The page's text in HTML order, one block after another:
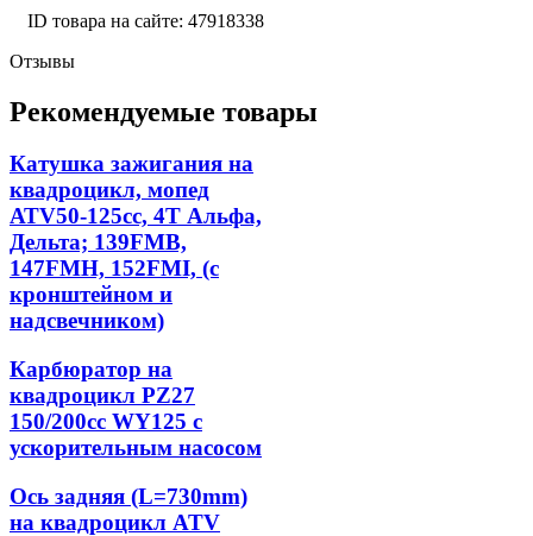
ID товара на сайте: 47918338
Отзывы
Рекомендуемые товары
Катушка зажигания на
квадроцикл, мопед
АТV50-125сс, 4Т Альфа,
Дельта; 139FMB,
147FMH, 152FMI, (с
кронштейном и
надсвечником)
Карбюратор на
квадроцикл PZ27
150/200сс WY125 с
ускорительным насосом
Ось задняя (L=730mm)
на квадроцикл ATV